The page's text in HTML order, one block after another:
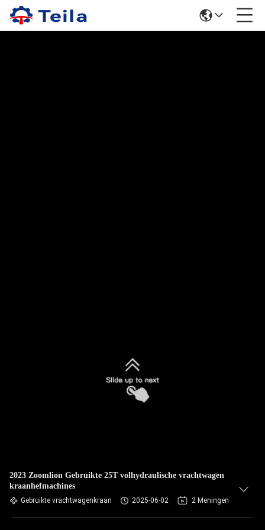
2023 Zoomlion Gebruikte 25T volhydraulische vrachtwagen
kraanhefmachines
Gebruikte vrachtwagenkraan 2025-06-02 2 Meningen